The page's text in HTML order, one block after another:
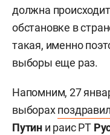
должна
обстановке в
такая, именно
выборы еще раз.
Напомним, 27
выборах
Путин и раис РТ